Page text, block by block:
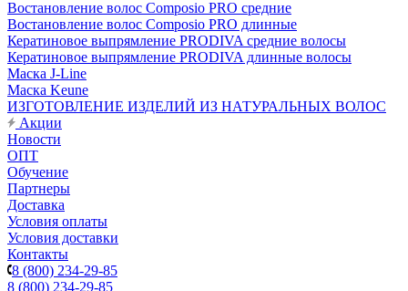
Востановление волос Composio PRO средние
Востановление волос Composio PRO длинные
Кератиновое выпрямление PRODIVA средние волосы
Кератиновое выпрямление PRODIVA длинные волосы
Маска J-Line
Маска Keune
ИЗГОТОВЛЕНИЕ ИЗДЕЛИЙ ИЗ НАТУРАЛЬНЫХ ВОЛОС
Акции
Новости
ОПТ
Обучение
Партнеры
Доставка
Условия оплаты
Условия доставки
Контакты
8 (800) 234-29-85
8 (800) 234-29-85